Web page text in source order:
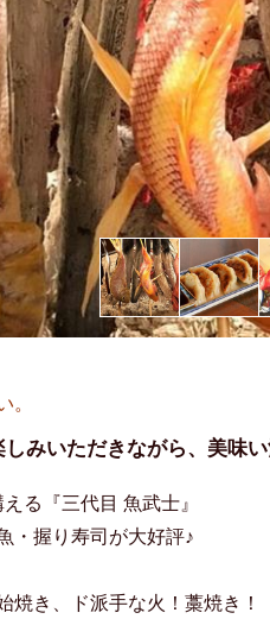
。
みいただきながら、美味
る『三代目 魚武士』
・握り寿司が大好評♪
焼き、ド派手な火！藁焼き！